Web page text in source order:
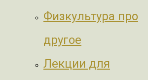
Физкультура про
другое
Лекции для